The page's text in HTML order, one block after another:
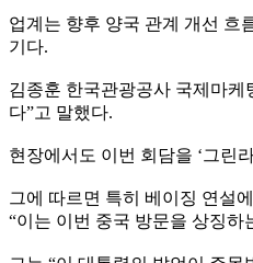
업계는 향후 양국 관계 개선 흐
기다.
김종훈 한국관광공사 국제마케
다”고 말했다.
현장에서도 이번 회담을 ‘그린
그에 따르면 특히 베이징 연설
“이는 이번 중국 방문을 상징하